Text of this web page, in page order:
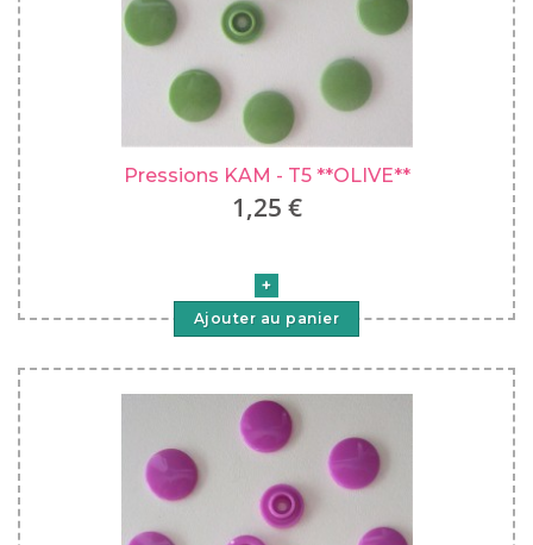
Pressions KAM - T5 **OLIVE**
1,25 €
Ajouter au panier